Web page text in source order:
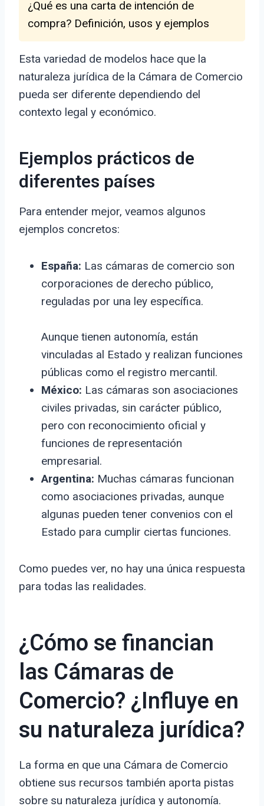
¿Qué es una carta de intención de
compra? Definición, usos y ejemplos
Esta variedad de modelos hace que la
naturaleza jurídica de la Cámara de Comercio
pueda ser diferente dependiendo del
contexto legal y económico.
Ejemplos prácticos de
diferentes países
Para entender mejor, veamos algunos
ejemplos concretos:
España: Las cámaras de comercio son
corporaciones de derecho público,
reguladas por una ley específica.
Aunque tienen autonomía, están
vinculadas al Estado y realizan funciones
públicas como el registro mercantil.
México: Las cámaras son asociaciones
civiles privadas, sin carácter público,
pero con reconocimiento oficial y
funciones de representación
empresarial.
Argentina: Muchas cámaras funcionan
como asociaciones privadas, aunque
algunas pueden tener convenios con el
Estado para cumplir ciertas funciones.
Como puedes ver, no hay una única respuesta
para todas las realidades.
¿Cómo se financian
las Cámaras de
Comercio? ¿Influye en
su naturaleza jurídica?
La forma en que una Cámara de Comercio
obtiene sus recursos también aporta pistas
sobre su naturaleza jurídica y autonomía.